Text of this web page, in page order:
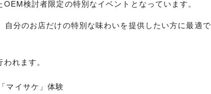
検討者限定の特別なイベントとなっています。
分のお店だけの特別な味わいを提供したい方に最適で
れます。
マイサケ」体験